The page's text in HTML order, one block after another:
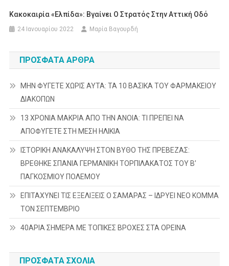
Κακοκαιρία «Ελπίδα»: Βγαίνει Ο Στρατός Στην Αττική Οδό
24 Ιανουαρίου 2022 Μαρία Βαγουρδή
ΠΡΌΣΦΑΤΑ ΆΡΘΡΑ
ΜΗΝ ΦΥΓΕΤΕ ΧΩΡΙΣ ΑΥΤΑ: ΤΑ 10 ΒΑΣΙΚΑ ΤΟΥ ΦΑΡΜΑΚΕΙΟΥ
ΔΙΑΚΟΠΩΝ
13 ΧΡΟΝΙΑ ΜΑΚΡΙΑ ΑΠΟ ΤΗΝ ΑΝΟΙΑ: ΤΙ ΠΡΕΠΕΙ ΝΑ
ΑΠΟΦΥΓΕΤΕ ΣΤΗ ΜΕΣΗ ΗΛΙΚΙΑ
ΙΣΤΟΡΙΚΗ ΑΝΑΚΑΛΥΨΗ ΣΤΟΝ ΒΥΘΟ ΤΗΣ ΠΡΕΒΕΖΑΣ:
ΒΡΕΘΗΚΕ ΣΠΑΝΙΑ ΓΕΡΜΑΝΙΚΗ ΤΟΡΠΙΛΑΚΑΤΟΣ ΤΟΥ Β’
ΠΑΓΚΟΣΜΙΟΥ ΠΟΛΕΜΟΥ
ΕΠΙΤΑΧΥΝΕΙ ΤΙΣ ΕΞΕΛΙΞΕΙΣ Ο ΣΑΜΑΡΑΣ – ΙΔΡΥΕΙ ΝΕΟ ΚΟΜΜΑ
ΤΟΝ ΣΕΠΤΕΜΒΡΙΟ
40ΑΡΙΑ ΣΗΜΕΡΑ ΜΕ ΤΟΠΙΚΕΣ ΒΡΟΧΕΣ ΣΤΑ ΟΡΕΙΝΑ
ΠΡΌΣΦΑΤΑ ΣΧΌΛΙΑ